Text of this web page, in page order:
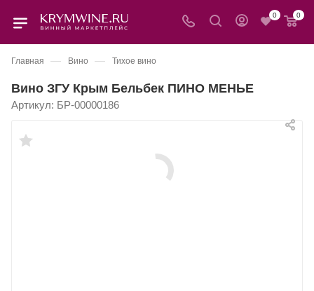
0 0
Главная — Вино — Тихое вино
Вино ЗГУ Крым Бельбек ПИНО МЕНЬЕ
Артикул: БР-00000186